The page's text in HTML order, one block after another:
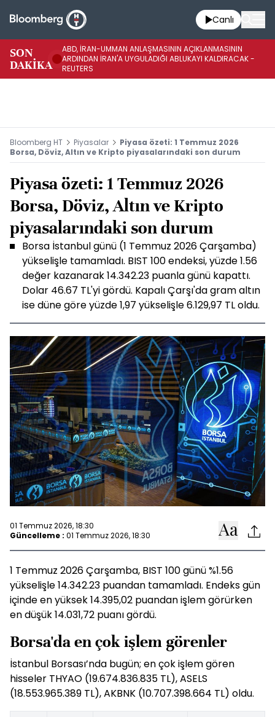
Canlı
SON
DAKİKA
ABD, İRAN-UMMAN ANLAŞMASININ AÇIKLANMASININ
ARDINDAN İRAN'A UYGULADIĞI ABLUKAYI KALDIRACAK -
REUTERS
Bloomberg HT Piyasalar
Piyasa özeti: 1 Temmuz 2026
Borsa, Döviz, Altın ve Kripto piyasalarındaki son durum
Piyasa özeti: 1 Temmuz 2026
Borsa, Döviz, Altın ve Kripto
piyasalarındaki son durum
Borsa İstanbul günü (1 Temmuz 2026 Çarşamba)
yükselişle tamamladı. BIST 100 endeksi, yüzde 1.56
değer kazanarak 14.342.23 puanla günü kapattı.
Dolar 46.67 TL'yi gördü. Kapalı Çarşı'da gram altın
ise düne göre yüzde 1,97 yükselişle 6.129,97 TL oldu.
01 Temmuz 2026, 18:30
Güncelleme : 01 Temmuz 2026, 18:30
1 Temmuz 2026 Çarşamba, BIST 100 günü %1.56
yükselişle 14.342.23 puandan tamamladı. Endeks gün
içinde en yüksek 14.395,02 puandan işlem görürken
en düşük 14.031,72 puanı gördü.
Borsa'da en çok işlem görenler
İstanbul Borsası’nda bugün; en çok işlem gören
hisseler THYAO (19.674.836.835 TL), ASELS
(18.553.965.389 TL), AKBNK (10.707.398.664 TL) oldu.